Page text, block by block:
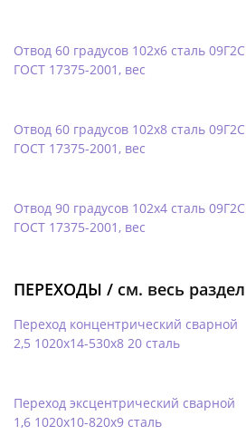
Отвод 60 градусов 102х6 сталь 09Г2С
ГОСТ 17375-2001, вес
Отвод 60 градусов 102х8 сталь 09Г2С
ГОСТ 17375-2001, вес
Отвод 90 градусов 102х4 сталь 09Г2С
ГОСТ 17375-2001, вес
ПЕРЕХОДЫ / см. весь раздел
Переход концентрический сварной
2,5 1020х14-530х8 20 сталь
Переход эксцентрический сварной
1,6 1020х10-820х9 сталь